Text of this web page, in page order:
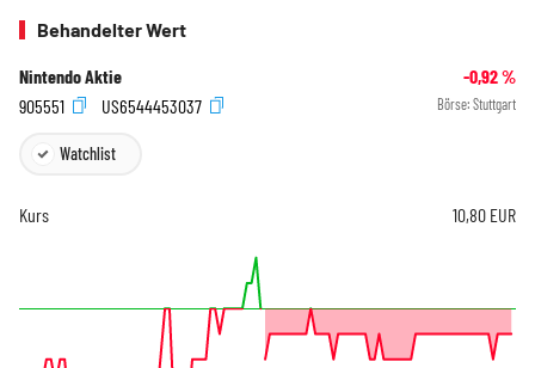
Behandelter Wert
Nintendo Aktie -0,92%
905551
US6544453037 Börse: Stuttgart
Watchlist
Kurs 10,80 EUR